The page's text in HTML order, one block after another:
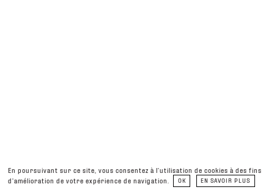
En poursuivant sur ce site, vous consentez à l’utilisation de cookies à des fins
d’amélioration de votre expérience de navigation.
OK EN SAVOIR PLUS